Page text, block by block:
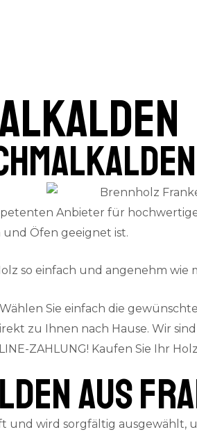
Anbieter für
und Öfen geeignet ist.
so einfach und angenehm wie
Sie einfach die
zu Ihnen nach Hause. Wir
ZAHLUNG! Kaufen Sie Ihr Holz
aus
wird sorgfältig